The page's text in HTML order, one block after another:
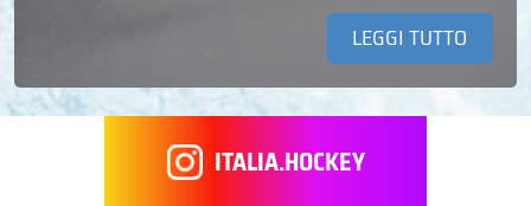
LEGGI TUTTO
ITALIA.HOCKEY